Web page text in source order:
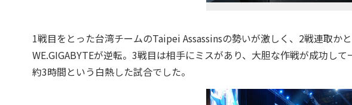
1戦目をとった台湾チームのTaipei Assassinsの勢いが激しく、2戦連取か
WE.GIGABYTEが逆転。3戦目は相手にミスがあり、大胆な作戦が成功し
約3時間という白熱した試合でした。